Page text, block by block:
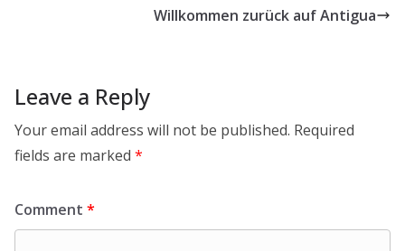
Willkommen zurück auf Antigua
Leave a Reply
Your email address will not be published. Required
fields are marked *
Comment *